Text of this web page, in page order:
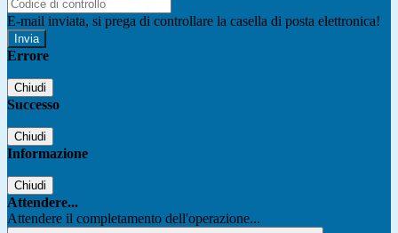
E-mail inviata, si prega di controllare la casella di posta elettronica!
Errore
Chiudi
Successo
Chiudi
Informazione
Chiudi
Attendere...
Attendere il completamento dell'operazione...